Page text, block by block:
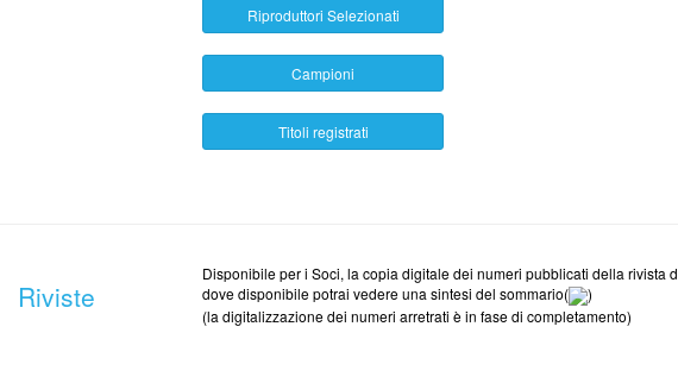
Riproduttori Selezionati
Campioni
Titoli registrati
Riviste
Disponibile per i Soci, la copia digitale dei numeri pubblicati della rivista
dove disponibile potrai vedere una sintesi del sommario(
)
(la digitalizzazione dei numeri arretrati è in fase di completamento)